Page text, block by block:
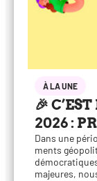
À LA UNE
🎉
2026 :
Dans une
ments
majeures,